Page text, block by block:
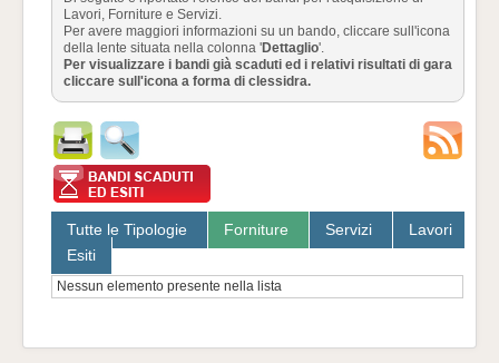
Lavori, Forniture e Servizi.
Per avere maggiori informazioni su un bando, cliccare sull'icona
della lente situata nella colonna 'Dettaglio'.
Per visualizzare i bandi già scaduti ed i relativi risultati di gara
cliccare sull'icona a forma di clessidra.
Tutte le Tipologie Forniture Servizi
Lavori
Esiti
Nessun elemento presente nella lista